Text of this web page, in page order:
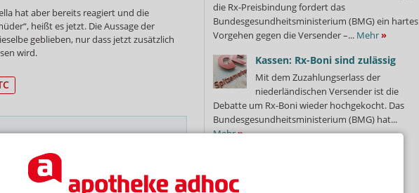
hat aber bereits reagiert und die
heißt es jetzt. Die Aussage der
geblieben, nur dass jetzt zusätzlich
wird.
direkt in Ihr Postfach. Kostenlos!
Jetzt
die Rx-Preisbindung fordert das
Bundesgesundheitsministerium (BMG) ein hartes
Vorgehen gegen die Versender –... Mehr»
Kassen: Rx-Boni sind zulässig
Mit dem Zuzahlungserlass der
niederländischen Versender ist die
Debatte um Rx-Boni wieder hochgekocht. Das
Bundesgesundheitsministerium (BMG) hat...
Mehr»